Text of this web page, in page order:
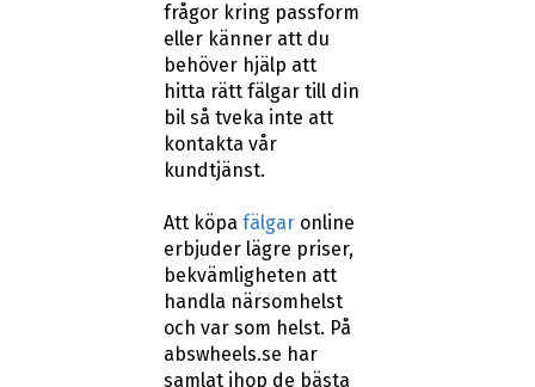
frågor kring passform
eller känner att du
behöver hjälp att
hitta rätt fälgar till din
bil så tveka inte att
kontakta vår
kundtjänst.
Att köpafälgar online
erbjuder lägre priser,
bekvämligheten att
handla närsomhelst
och var som helst. På
abswheels.se har
samlat ihop de bästa